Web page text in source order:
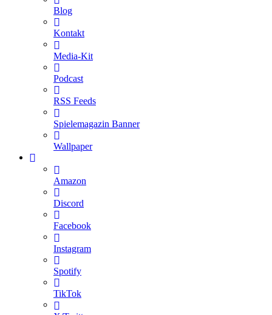
Blog
Kontakt
Media-Kit
Podcast
RSS Feeds
Spielemagazin Banner
Wallpaper
Amazon
Discord
Facebook
Instagram
Spotify
TikTok